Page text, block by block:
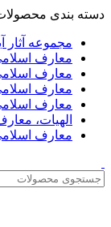
دسته بندی
مجموعه آثار
معارف
معارف
معارف
معارف
الهیات،
معارف